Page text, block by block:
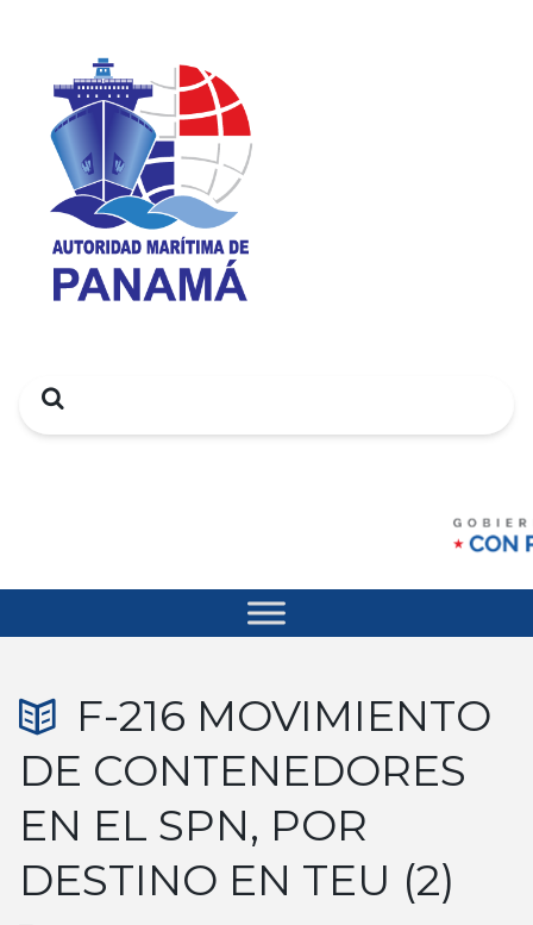
Search
F-216 MOVIMIENTO
DE CONTENEDORES
EN EL SPN, POR
DESTINO EN TEU (2)